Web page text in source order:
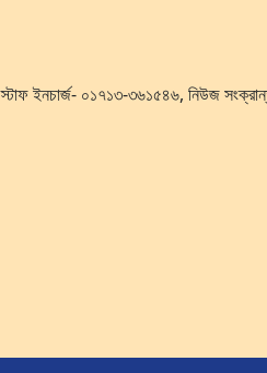
স্টাফ ইনচার্জ- ০১৭১৩-৩৬১৫৪৬, নিউজ